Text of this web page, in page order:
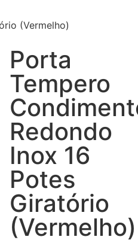
(Vermelho)
Porta
Tempero
Redondo
Inox 16
Potes
Giratório
(Vermelho)